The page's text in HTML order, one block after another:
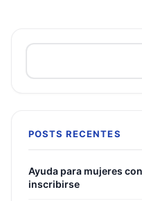
POSTS RECENTES
Ayuda para mujeres
inscribirse